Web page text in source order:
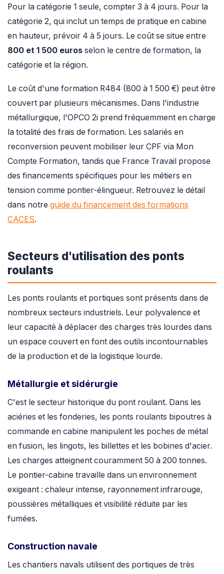
Pour la catégorie 1 seule, compter 3 à 4 jours. Pour la
catégorie 2, qui inclut un temps de pratique en cabine
en hauteur, prévoir 4 à 5 jours. Le coût se situe entre
800 et 1 500 euros selon le centre de formation, la
catégorie et la région.
Le coût d'une formation R484 (800 à 1 500 €) peut être
couvert par plusieurs mécanismes. Dans l'industrie
métallurgique, l'OPCO 2i prend fréquemment en charge
la totalité des frais de formation. Les salariés en
reconversion peuvent mobiliser leur CPF via Mon
Compte Formation, tandis que France Travail propose
des financements spécifiques pour les métiers en
tension comme pontier-élingueur. Retrouvez le détail
dans notre guide du financement des formations
CACES.
Secteurs d'utilisation des ponts
roulants
Les ponts roulants et portiques sont présents dans de
nombreux secteurs industriels. Leur polyvalence et
leur capacité à déplacer des charges très lourdes dans
un espace couvert en font des outils incontournables
de la production et de la logistique lourde.
Métallurgie et sidérurgie
C'est le secteur historique du pont roulant. Dans les
aciéries et les fonderies, les ponts roulants bipoutres à
commande en cabine manipulent les poches de métal
en fusion, les lingots, les billettes et les bobines d'acier.
Les charges atteignent couramment 50 à 200 tonnes.
Le pontier-cabine travaille dans un environnement
exigeant : chaleur intense, rayonnement infrarouge,
poussières métalliques et visibilité réduite par les
fumées.
Construction navale
Les chantiers navals utilisent des portiques de très